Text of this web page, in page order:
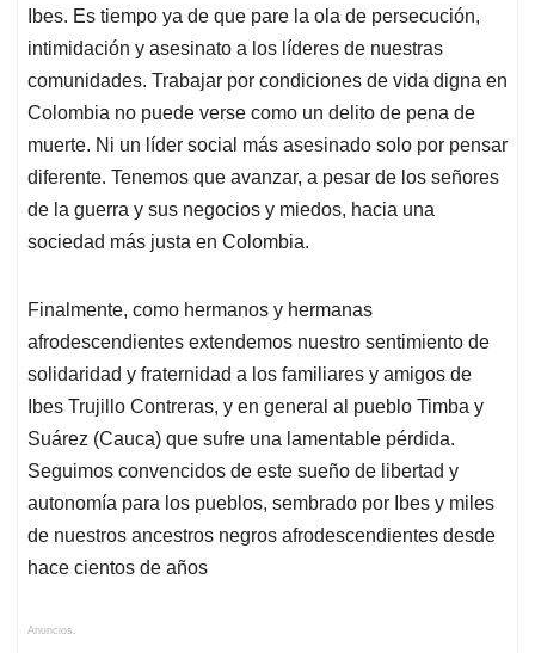
Ibes. Es tiempo ya de que pare la ola de persecución,
intimidación y asesinato a los líderes de nuestras
comunidades. Trabajar por condiciones de vida digna en
Colombia no puede verse como un delito de pena de
muerte. Ni un líder social más asesinado solo por pensar
diferente. Tenemos que avanzar, a pesar de los señores
de la guerra y sus negocios y miedos, hacia una
sociedad más justa en Colombia.
Finalmente, como hermanos y hermanas
afrodescendientes extendemos nuestro sentimiento de
solidaridad y fraternidad a los familiares y amigos de
Ibes Trujillo Contreras, y en general al pueblo Timba y
Suárez (Cauca) que sufre una lamentable pérdida.
Seguimos convencidos de este sueño de libertad y
autonomía para los pueblos, sembrado por Ibes y miles
de nuestros ancestros negros afrodescendientes desde
hace cientos de años
Anuncios.